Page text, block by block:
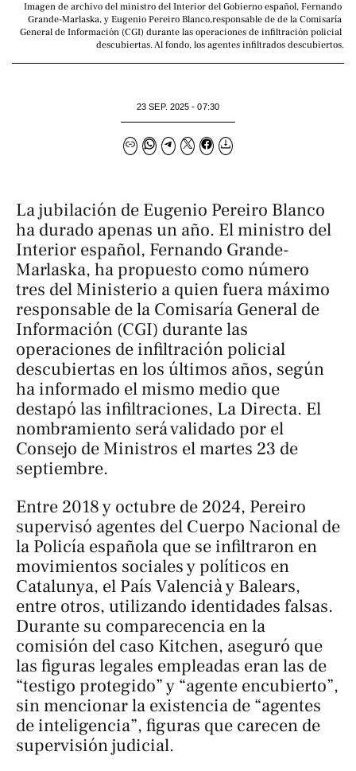
Imagen de archivo del ministro del Interior del Gobierno español, Fernando
Grande-Marlaska, y Eugenio Pereiro Blanco,responsable de de la Comisaría
General de Información (CGI) durante las operaciones de infiltración policial
descubiertas. Al fondo, los agentes infiltrados descubiertos.
23 SEP. 2025 - 07:30
La jubilación de Eugenio Pereiro Blanco
ha durado apenas un año. El ministro del
Interior español, Fernando Grande-
Marlaska, ha propuesto como número
tres del Ministerio a quien fuera máximo
responsable de la Comisaría General de
Información (CGI) durante las
operaciones de infiltración policial
descubiertas en los últimos años, según
ha informado el mismo medio que
destapó las infiltraciones, La Directa. El
nombramiento será validado por el
Consejo de Ministros el martes 23 de
septiembre.
Entre 2018 y octubre de 2024, Pereiro
supervisó agentes del Cuerpo Nacional de
la Policía española que se infiltraron en
movimientos sociales y políticos en
Catalunya, el País Valencià y Balears,
entre otros, utilizando identidades falsas.
Durante su comparecencia en la
comisión del caso Kitchen, aseguró que
las figuras legales empleadas eran las de
“testigo protegido” y “agente encubierto”,
sin mencionar la existencia de “agentes
de inteligencia”, figuras que carecen de
supervisión judicial.